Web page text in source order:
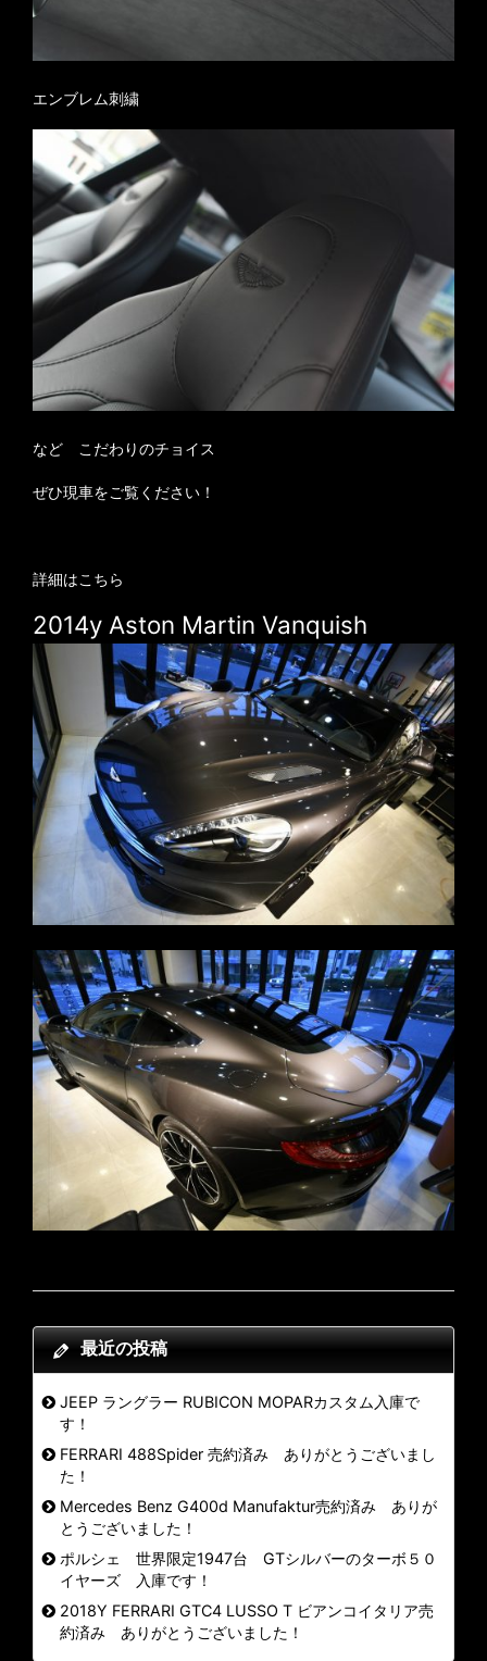
エンブレム刺繍
など こだわりのチョイス
ぜひ現車をご覧ください！
詳細はこちら
2014y Aston Martin Vanquish
最近の投稿
JEEP ラングラー RUBICON MOPARカスタム入庫で
す！
FERRARI 488Spider 売約済み ありがとうございまし
た！
Mercedes Benz G400d Manufaktur売約済み ありが
とうございました！
ポルシェ 世界限定1947台 GTシルバーのターボ５０
イヤーズ 入庫です！
2018Y FERRARI GTC4 LUSSO T ビアンコイタリア売
約済み ありがとうございました！